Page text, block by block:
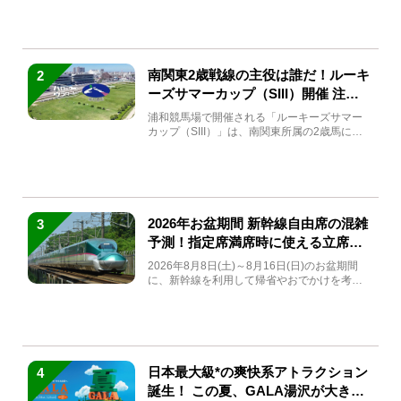
2
南関東2歳戦線の主役は誰だ！ルーキ
ーズサマーカップ（SIII）開催 注目
馬と見どころをチェック
浦和競馬場で開催される「ルーキーズサマー
カップ（SIII）」は、南関東所属の2歳馬によ
3
2026年お盆期間 新幹線自由席の混雑
予測！指定席満席時に使える立席特
急券も解説
2026年8月8日(土)～8月16日(日)のお盆期間
に、新幹線を利用して帰省やおでかけを考え
4
日本最大級*の爽快系アトラクション
誕生！ この夏、GALA湯沢が大きく